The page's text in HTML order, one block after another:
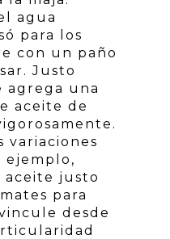
agua
para los
con un paño
Justo
agrega una
aceite de
variaciones
ejemplo,
aceite justo
para
desde